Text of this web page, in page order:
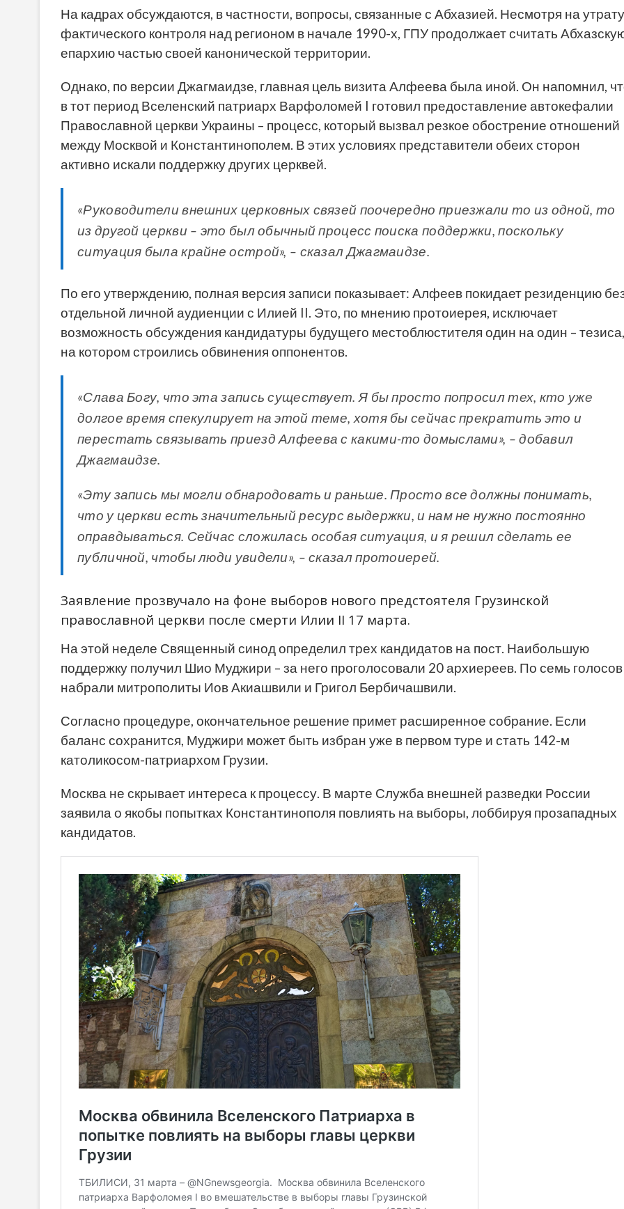
На кадрах обсуждаются, в частности, вопросы, связанные с Абхазией. Несмотря на утрату
фактического контроля над регионом в начале 1990-х, ГПУ продолжает считать
епархию частью своей канонической территории.
Однако, по версии Джагмаидзе, главная цель визита Алфеева была иной. Он напомнил,
в тот период Вселенский патриарх Варфоломей I готовил предоставление автокефалии
Православной церкви Украины – процесс, который вызвал резкое обострение отношений
между Москвой и Константинополем. В этих условиях представители обеих сторон
активно искали поддержку других церквей.
«Руководители внешних церковных связей поочередно приезжали то из одной, то
из другой церкви – это был обычный процесс поиска поддержки, поскольку
ситуация была крайне острой», – сказал Джагмаидзе.
По его утверждению, полная версия записи показывает: Алфеев покидает резиденцию
отдельной личной аудиенции с Илией II. Это, по мнению протоиерея, исключает
возможность обсуждения кандидатуры будущего местоблюстителя один на один – тезиса,
на котором строились обвинения оппонентов.
«Слава Богу, что эта запись существует. Я бы просто попросил тех, кто уже
долгое время спекулирует на этой теме, хотя бы сейчас прекратить это и
перестать связывать приезд Алфеева с какими-то домыслами», – добавил
Джагмаидзе.
«Эту запись мы могли обнародовать и раньше. Просто все должны понимать,
что у церкви есть значительный ресурс выдержки, и нам не нужно постоянно
оправдываться. Сейчас сложилась особая ситуация, и я решил сделать ее
публичной, чтобы люди увидели», – сказал протоиерей.
Заявление прозвучало на фоне выборов нового предстоятеля Грузинской
православной церкви после смерти Илии II 17 марта.
На этой неделе Священный синод определил трех кандидатов на пост. Наибольшую
поддержку получил Шио Муджири – за него проголосовали 20 архиереев. По семь голосов
набрали митрополиты Иов Акиашвили и Григол Бербичашвили.
Согласно процедуре, окончательное решение примет расширенное собрание. Если
баланс сохранится, Муджири может быть избран уже в первом туре и стать 142-м
католикосом-патриархом Грузии.
Москва не скрывает интереса к процессу. В марте Служба внешней разведки России
заявила о якобы попытках Константинополя повлиять на выборы, лоббируя прозападных
кандидатов.